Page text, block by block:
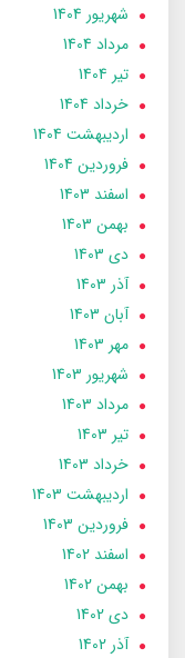
شهریور 1404
مرداد 1404
تير 1404
خرداد 1404
ارديبهشت 1404
فروردین 1404
اسفند 1403
بهمن 1403
دی 1403
آذر 1403
آبان 1403
مهر 1403
شهریور 1403
مرداد 1403
تير 1403
خرداد 1403
ارديبهشت 1403
فروردین 1403
اسفند 1402
بهمن 1402
دی 1402
آذر 1402